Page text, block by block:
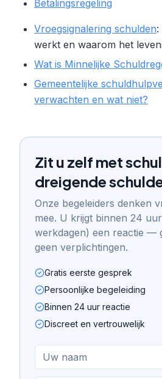
Betalingsregeling
Vroegsignalering schulden:
werkt en waarom het
Wat is Minnelijke
Gemeentelijke
verwachten en wat niet?
Zit u zelf met
dreigende
Onze begeleiders denken
mee. U krijgt binnen 24
werkdagen) een reactie —
geen verplichtingen.
Gratis eerste gesprek
Persoonlijke begeleiding
Binnen 24 uur reactie
Discreet en vertrouwelijk